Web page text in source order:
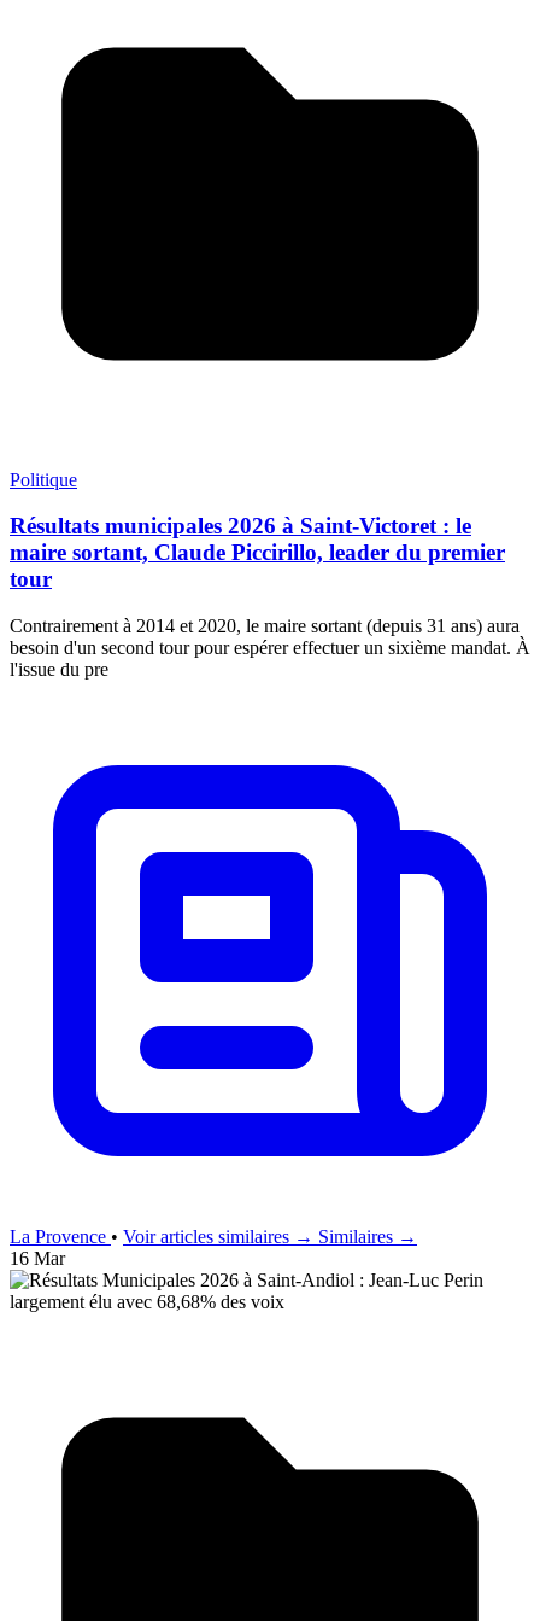
Politique
Résultats municipales 2026 à Saint-Victoret : le
maire sortant, Claude Piccirillo, leader du premier
tour
Contrairement à 2014 et 2020, le maire sortant (depuis 31 ans) aura
besoin d'un second tour pour espérer effectuer un sixième mandat. À
l'issue du pre
La Provence • Voir articles similaires → Similaires →
16 Mar